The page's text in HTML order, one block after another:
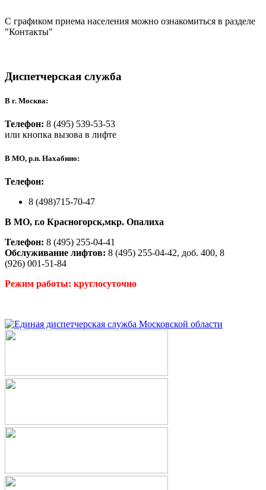
С графиком приема населения можно ознакомиться в разделе
"Контакты"
Диспетчерская служба
В г. Москва:
Телефон: 8 (495) 539-53-53
или кнопка вызова в лифте
В МО, р.п. Нахабино:
Телефон:
8 (498)715-70-47
В МО, г.о Красногорск,мкр. Опалиха
Телефон: 8 (495) 255-04-41
Обслуживание лифтов: 8 (495) 255-04-42, доб. 400, 8
(926) 001-51-84
Режим работы: круглосуточно